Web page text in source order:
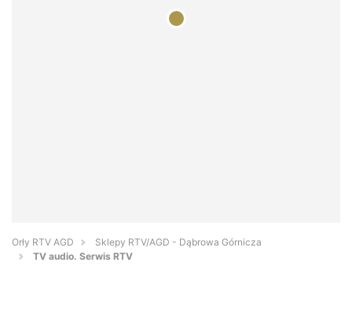
Orły RTV AGD
Sklepy RTV/AGD - Dąbrowa Górnicza
TV audio. Serwis RTV